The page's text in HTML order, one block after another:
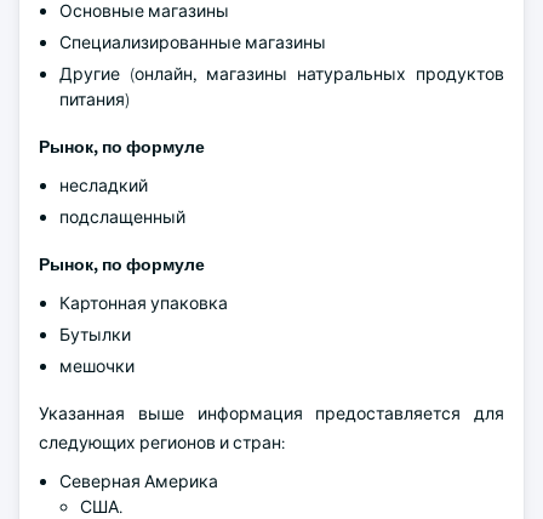
Основные магазины
Специализированные магазины
Другие (онлайн, магазины натуральных продуктов
питания)
Рынок, по формуле
несладкий
подслащенный
Рынок, по формуле
Картонная упаковка
Бутылки
мешочки
Указанная выше информация предоставляется для
следующих регионов и стран:
Северная Америка
США.